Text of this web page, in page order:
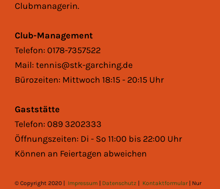
Clubmanagerin.
Club-Management
Telefon: 0178-7357522
Mail: tennis@stk-garching.de
Bürozeiten: Mittwoch 18:15 - 20:15 Uhr
Gaststätte
Telefon: 089 3202333
Öffnungszeiten: Di - So 11:00 bis 22:00 Uhr
Können an Feiertagen abweichen
© Copyright 2020 | Impressum Datenschutz Kontaktformular | Nur